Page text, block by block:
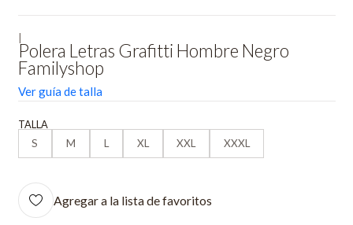
Polera Letras Grafitti Hombre Negro
Familyshop
Ver guía de talla
TALLA
S
M L XL XXL XXXL
Agregar a la lista de favoritos